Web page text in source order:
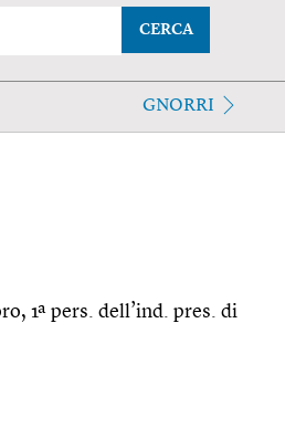
CERCA
GNORRI
1ª pers. dell’ind. pres. di